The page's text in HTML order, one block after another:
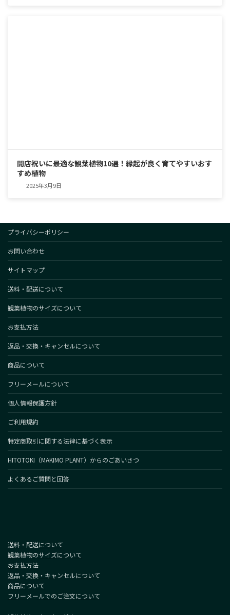
開店祝いに最適な観葉植物10選！縁起が良く育てやすいおす
すめ植物
2025年3月9日
プライバシーポリシー
お問い合わせ
サイトマップ
送料・配送について
観葉植物のサイズについて
お支払方法
返品・交換・キャンセルについて
商品について
フリーメールについて
個人情報保護方針
ご利用規約
特定商取引に関する法律に基づく表示
HITOTOKI（MAKIMO PLANT）からのごあいさつ
よくあるご質問と回答
送料・配送について
観葉植物のサイズについて
お支払方法
返品・交換・キャンセルについて
商品について
フリーメールでのご注文について